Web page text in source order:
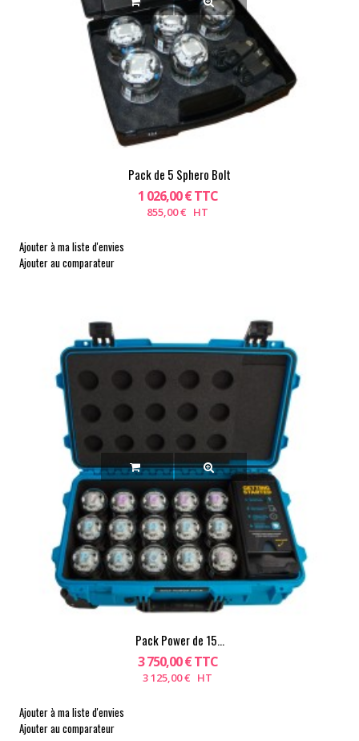
Pack de 5 Sphero Bolt
1 026,00 € TTC
855,00 € HT
Ajouter à ma liste d'envies
Ajouter au comparateur
Pack Power de 15...
3 750,00 € TTC
3 125,00 € HT
Ajouter à ma liste d'envies
Ajouter au comparateur